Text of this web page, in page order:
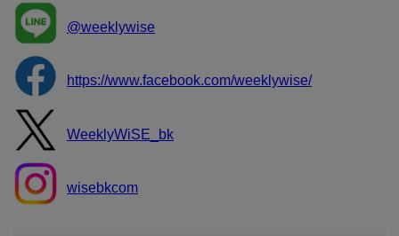
@weeklywise
https://www.facebook.com/weeklywise/
WeeklyWiSE_bk
wisebkcom